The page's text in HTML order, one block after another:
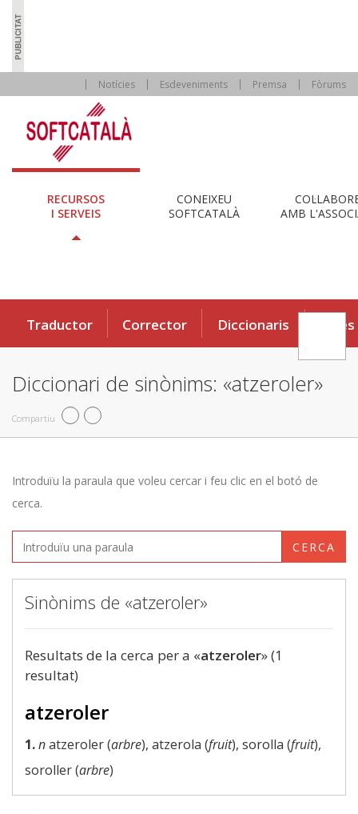
Notícies Esdeveniments Premsa Fòrums
RECURSOS
I SERVEIS
CONEIXEU
SOFTCATALÀ
AMB
Traductor Corrector Diccionaris Eines
Diccionari de sinònims: «atzeroler»
Compartiu
Introduïu la paraula que voleu cercar i feu clic en el botó de
cerca.
CERCA
Sinònims de «atzeroler»
Resultats de la cerca per a «atzeroler» (1
resultat)
atzeroler
1.natzeroler (arbre), atzerola (fruit), sorolla (fruit),
soroller (arbre)